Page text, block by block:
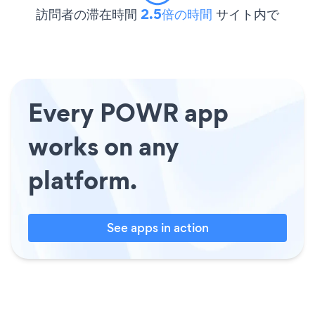
訪問者の滞在時間 2.5倍の時間 サイト内で
Every POWR app
works on any
platform.
See apps in action